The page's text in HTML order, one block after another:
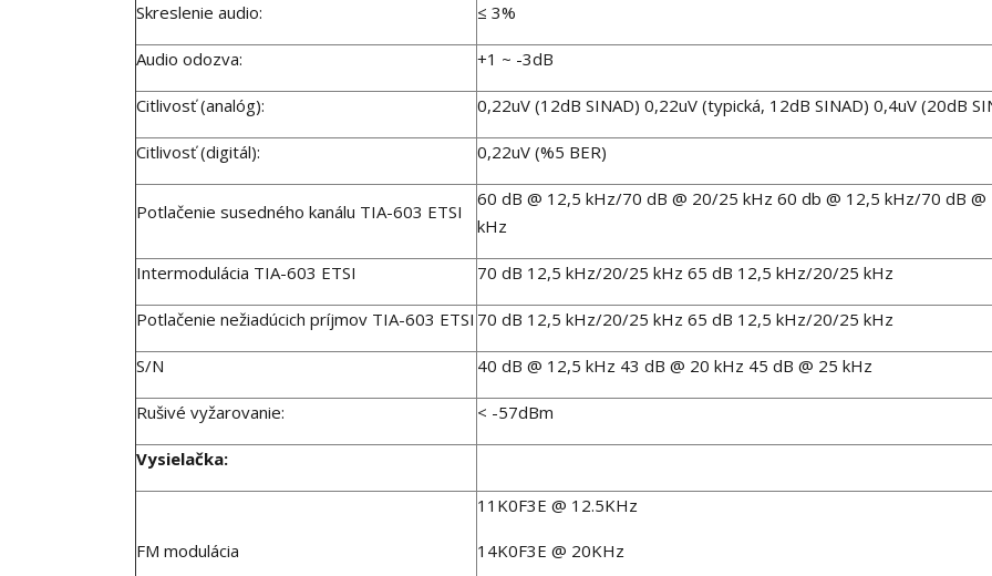
Skreslenie audio: ≤ 3%
Audio odozva: +1 ~ -3dB
Citlivosť (analóg): 0,22uV (12dB SINAD) 0,22uV (typická, 12dB SINAD) 0,4uV (20dB
Citlivosť (digitál): 0,22uV (%5 BER)
Potlačenie susedného kanálu TIA-603 ETSI
60 dB @ 12,5 kHz/70 dB @ 20/25 kHz 60 db @ 12,5 kHz/70 dB
kHz
Intermodulácia TIA-603 ETSI 70 dB 12,5 kHz/20/25 kHz 65 dB 12,5 kHz/20/25 kHz
Potlačenie nežiadúcich príjmov TIA-603 ETSI 70 dB 12,5 kHz/20/25 kHz 65 dB 12,5 kHz/20/25 kHz
S/N 40 dB @ 12,5 kHz 43 dB @ 20 kHz 45 dB @ 25 kHz
Rušivé vyžarovanie: < -57dBm
Vysielačka:
FM modulácia
11K0F3E @ 12.5KHz
14K0F3E @ 20KHz